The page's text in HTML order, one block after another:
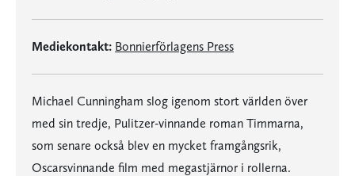
Mediekontakt: Bonnierförlagens Press
Michael Cunningham slog igenom stort världen över
med sin tredje, Pulitzer-vinnande roman Timmarna,
som senare också blev en mycket framgångsrik,
Oscarsvinnande film med megastjärnor i rollerna.